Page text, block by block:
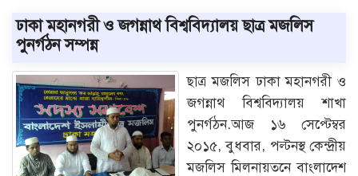
ঢাকা মহানগরী ও জগন্নাথ বিশ্ববিদ্যালয় ছাত্র মজলিস
পুনর্গঠন সম্পন্ন
ছাত্র মজলিস ঢাকা মহানগরী ও
জগন্নাথ বিশ্ববিদ্যালয় শাখা
পুনর্গঠন.আজ ১৬ সেপ্টেম্বর
২০১৫, বুধবার, পল্টনস্থ কেন্দ্রীয়
মজলিস মিলনায়তনে বাংলাদেশ